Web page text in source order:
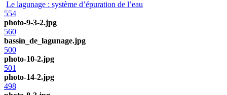
Le lagunage : système d’épuration de l’eau
554
photo-9-3-2.jpg
560
bassin_de_lagunage.jpg
500
photo-10-2.jpg
501
photo-14-2.jpg
498